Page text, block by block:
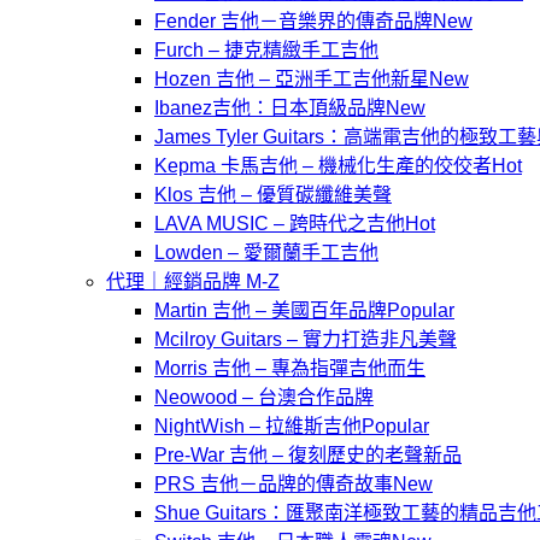
Fender 吉他－音樂界的傳奇品牌
Furch – 捷克精緻手工吉他
Hozen 吉他 – 亞洲手工吉他新星
Ibanez吉他：日本頂級品牌
James Tyler Guitars：高端電吉他的極致工
Kepma 卡馬吉他 – 機械化生產的佼佼者
Klos 吉他 – 優質碳纖維美聲
LAVA MUSIC – 跨時代之吉他
Lowden – 愛爾蘭手工吉他
代理｜經銷品牌 M-Z
Martin 吉他 – 美國百年品牌
Mcilroy Guitars – 實力打造非凡美聲
Morris 吉他 – 專為指彈吉他而生
Neowood – 台澳合作品牌
NightＷish – 拉維斯吉他
Pre-War 吉他 – 復刻歷史的老聲新品
PRS 吉他－品牌的傳奇故事
Shue Guitars：匯聚南洋極致工藝的精品吉